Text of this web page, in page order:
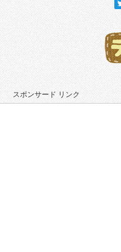
スポンサード リンク